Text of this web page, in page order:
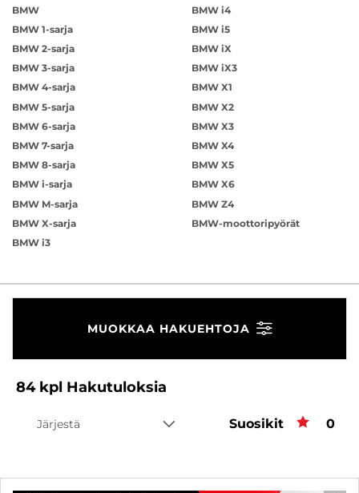
BMW
BMW 1-sarja
BMW 2-sarja
BMW 3-sarja
BMW 4-sarja
BMW 5-sarja
BMW 6-sarja
BMW 7-sarja
BMW 8-sarja
BMW i-sarja
BMW M-sarja
BMW X-sarja
BMW i3
BMW i4
BMW i5
BMW iX
BMW iX3
BMW X1
BMW X2
BMW X3
BMW X4
BMW X5
BMW X6
BMW Z4
BMW-moottoripyörät
MUOKKAA HAKUEHTOJA
84kpl Hakutuloksia
Järjestä Suosikit 0